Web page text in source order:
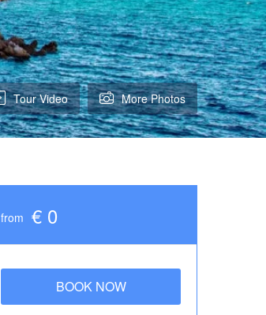
Tour Video More Photos
from € 0
BOOK NOW